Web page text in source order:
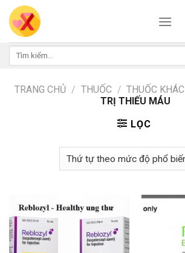
Skip
content
Tìm
TRANG CHỦ / THUỐC / THUỐC KHÁC
TRỊ THIẾU MÁU
LỌC